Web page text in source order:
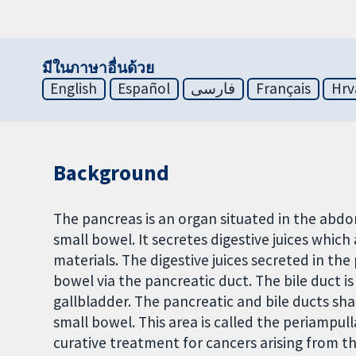
มีในภาษาอื่นด้วย
English
Español فارسی Français
Background
The pancreas is an organ situated in the
small bowel. It secretes digestive juices
materials. The digestive juices secreted in
bowel via the pancreatic duct. The bile duct
gallbladder. The pancreatic and bile ducts
small bowel. This area is called the
curative treatment for cancers arising from